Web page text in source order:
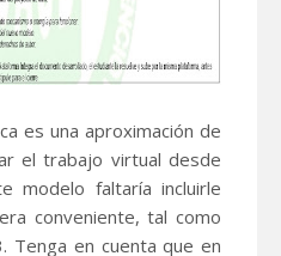
es una aproximación de
el trabajo virtual desde
modelo faltaría incluirle
conveniente, tal como
Tenga en cuenta que en